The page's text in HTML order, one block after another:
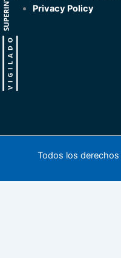
Privacy Policy
Todos los